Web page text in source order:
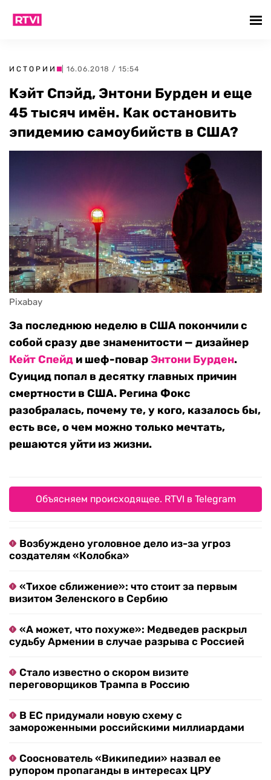
ИСТОРИИ | 16.06.2018 / 15:54
Кэйт Спэйд, Энтони Бурден и еще
45 тысяч имён. Как остановить
эпидемию самоубийств в США?
Pixabay
За последнюю неделю в США покончили с
собой сразу две знаменитости — дизайнер
Кейт Спейд и шеф-поварЭнтони Бурден.
Суицид попал в десятку главных причин
смертности в США. Регина Фокс
разобралась, почему те, у кого, казалось бы,
есть все, о чем можно только мечтать,
решаются уйти из жизни.
Объясняем происходящее. RTVI в Telegram
Возбуждено уголовное дело из-за угроз
создателям «Колобка»
«Тихое сближение»: что стоит за первым
визитом Зеленского в Сербию
«А может, что похуже»: Медведев раскрыл
судьбу Армении в случае разрыва с Россией
Стало известно о скором визите
переговорщиков Трампа в Россию
В ЕС придумали новую схему с
замороженными российскими миллиардами
Сооснователь «Википедии» назвал ее
рупором пропаганды в интересах ЦРУ